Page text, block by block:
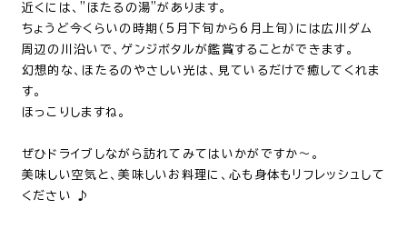
近くには、”ほたるの湯”があります。
ちょうど今くらいの時期（5月下旬から6月上旬）には広川ダム
周辺の川沿いで、ゲンジボタルが鑑賞することができます。
幻想的な、ほたるのやさしい光は、見ているだけで癒してくれま
す。
ほっこりしますね。
ぜひドライブしながら訪れてみてはいかがですか～。
美味しい空気と、美味しいお料理に、心も身体もリフレッシュして
ください ♪